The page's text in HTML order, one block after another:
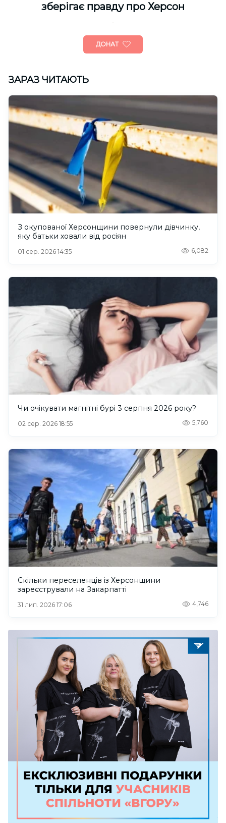
зберігає правду про Херсон
ДОНАТ
ЗАРАЗ ЧИТАЮТЬ
З окупованої Херсонщини повернули дівчинку,
яку батьки ховали від росіян
01 сер. 2026 14:35 6,082
Чи очікувати магнітні бурі 3 серпня 2026 року?
02 сер. 2026 18:55 5,760
Скільки переселенців із Херсонщини
зареєстрували на Закарпатті
31 лип. 2026 17:06 4,746